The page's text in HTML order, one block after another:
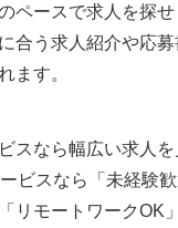
ペースで求人を探
合う求人紹介や応
ます。
スなら幅広い求人
ビスなら「未経験
リモートワークOK